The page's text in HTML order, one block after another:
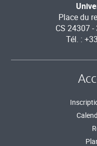
Place du
CS 24307
Tél. :